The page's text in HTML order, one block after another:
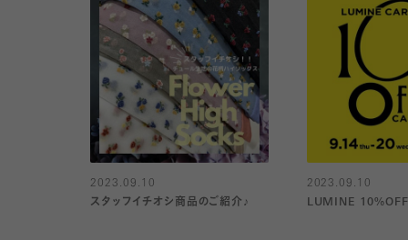
2023.09.10
スタッフイチオシ商品のご紹介♪
2023.09.10
LUMINE